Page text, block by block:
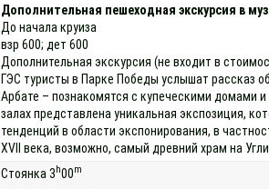
Дополнительная пешеходная экскурсия в
До начала круиза
взр 600; дет 600
Дополнительная экскурсия (не входит в
ГЭС туристы в Парке Победы услышат рассказ
Арбате – познакомятся с купеческими домами
залах представлена уникальная экспозиция,
тенденций в области экспонирования, в
XVII века, возможно, самый древний храм на
Стоянка 3 h00m